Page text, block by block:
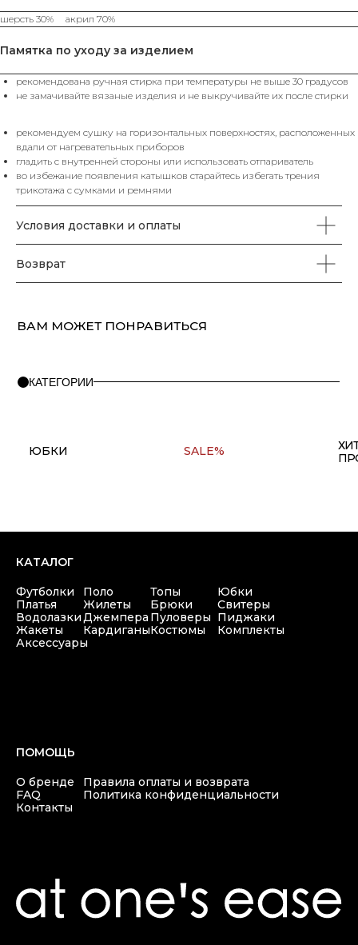
шерсть 30% акрил 70%
Памятка по уходу за изделием
рекомендована ручная стирка при температуры не выше 30 градусов
не замачивайте вязаные изделия и не выкручивайте их после стирки
рекомендуем сушку на горизонтальных поверхностях, расположенных
вдали от нагревательных приборов
гладить с внутренней стороны или использовать отпариватель
во избежание появления катышков старайтесь избегать трения
трикотажа с сумками и ремнями
Условия доставки и оплаты
Возврат
ЮБКИ SALE%
ХИТЫ
ПРОДАЖ
Футболки Поло Топы
Юбки
Платья
Жилеты Брюки
Свитеры
Жакеты
КардиганыКостюмы Комплекты
КАТАЛОГ
FAQ
Политика конфиденциальности